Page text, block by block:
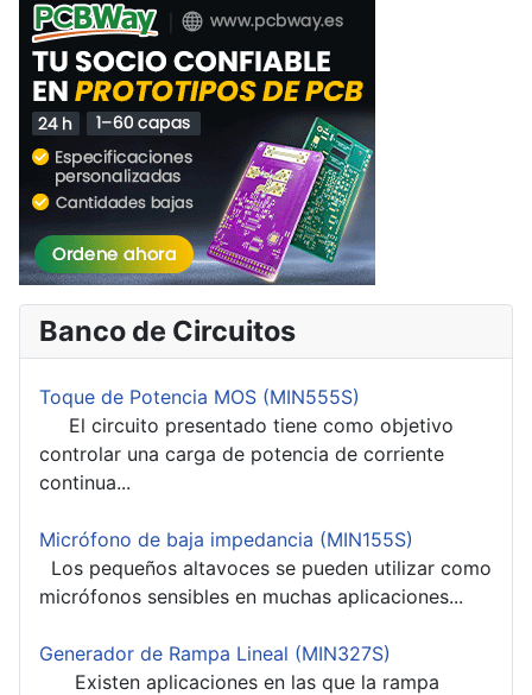
Banco de Circuitos
Toque de Potencia MOS (MIN555S)
El circuito presentado tiene como objetivo
controlar una carga de potencia de corriente
continua...
Micrófono de baja impedancia (MIN155S)
Los pequeños altavoces se pueden utilizar como
micrófonos sensibles en muchas aplicaciones...
Generador de Rampa Lineal (MIN327S)
Existen aplicaciones en las que la rampa